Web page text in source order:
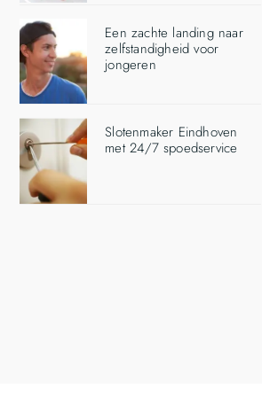
Een zachte landing naar
zelfstandigheid voor
jongeren
Slotenmaker Eindhoven
met 24/7 spoedservice